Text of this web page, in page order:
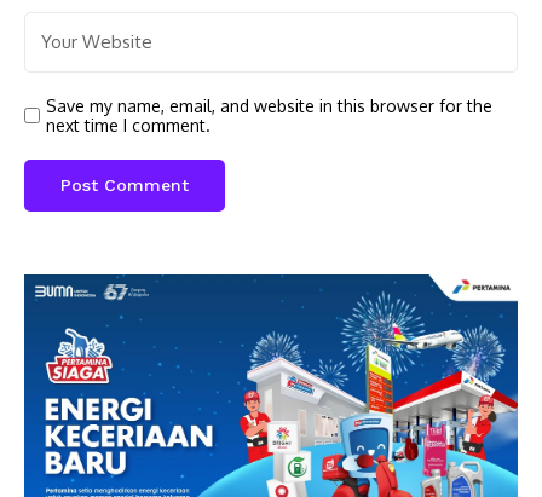
Save my name, email, and website in this browser for the
next time I comment.